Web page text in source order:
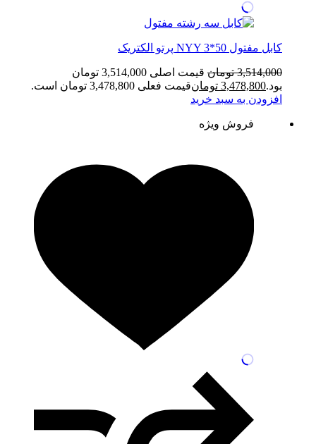
کابل مفتول NYY 3*50 پرتو الکتریک
3,514,000 تومان
قیمت اصلی 3,514,000 تومان
بود.3,478,800 تومانقیمت فعلی 3,478,800 تومان است.
افزودن به سبد خرید
فروش ویژه